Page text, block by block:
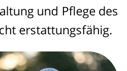
gelebten
auf
Leids
und Pflege des
erstattungsfähig.